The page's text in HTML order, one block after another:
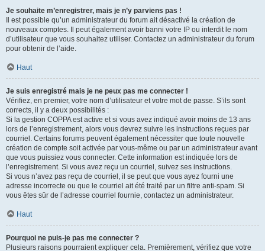
Je souhaite m’enregistrer, mais je n’y parviens pas !
Il est possible qu’un administrateur du forum ait désactivé la création de
nouveaux comptes. Il peut également avoir banni votre IP ou interdit le nom
d’utilisateur que vous souhaitez utiliser. Contactez un administrateur du forum
pour obtenir de l’aide.
Haut
Je suis enregistré mais je ne peux pas me connecter !
Vérifiez, en premier, votre nom d’utilisateur et votre mot de passe. S’ils sont
corrects, il y a deux possibilités :
Si la gestion COPPA est active et si vous avez indiqué avoir moins de 13 ans
lors de l’enregistrement, alors vous devrez suivre les instructions reçues par
courriel. Certains forums peuvent également nécessiter que toute nouvelle
création de compte soit activée par vous-même ou par un administrateur avant
que vous puissiez vous connecter. Cette information est indiquée lors de
l’enregistrement. Si vous avez reçu un courriel, suivez ses instructions.
Si vous n’avez pas reçu de courriel, il se peut que vous ayez fourni une
adresse incorrecte ou que le courriel ait été traité par un filtre anti-spam. Si
vous êtes sûr de l’adresse courriel fournie, contactez un administrateur.
Haut
Pourquoi ne puis-je pas me connecter ?
Plusieurs raisons pourraient expliquer cela. Premièrement, vérifiez que votre